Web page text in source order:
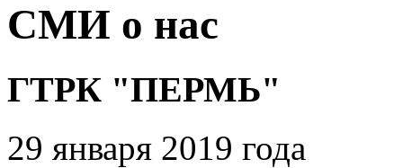
СМИ о нас
ГТРК "ПЕРМЬ"
29 января 2019 года